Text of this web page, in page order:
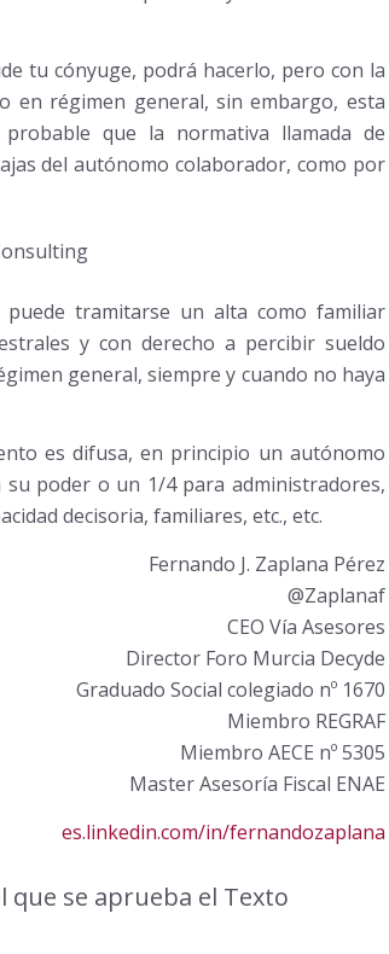
tu cónyuge, podrá hacerlo, pero con la
en régimen general, sin embargo, esta
que la normativa llamada de
del autónomo colaborador, como por
tramitarse un alta como familiar
y con derecho a percibir sueldo
general, siempre y cuando no haya
es difusa, en principio un autónomo
poder o un 1/4 para administradores,
decisoria, familiares, etc., etc.
Fernando J. Zaplana Pérez
@Zaplanaf
CEO Vía Asesores
Director Foro Murcia Decyde
Graduado Social colegiado nº 1670
Miembro REGRAF
Miembro AECE nº 5305
Master Asesoría Fiscal ENAE
es.linkedin.com/in/fernandozaplana
que se aprueba el Texto